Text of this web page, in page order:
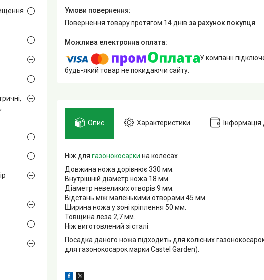
повернення товару протягом 14 днів за рахунок покупця
У компанії
будь-який товар не покидаючи сайту.
Опис Характеристики
Ніж для газонокосарки на колесах
Довжина ножа дорівнює 330 мм.
Внутрішній діаметр ножа 18 мм.
Діаметр невеликих отворів 9 мм.
Відстань між маленькими отворами 45 мм.
Ширина ножа у зоні кріплення 50 мм.
Товщина леза 2,7 мм.
Ніж виготовлений зі сталі
Посадка даного ножа підходить для колісних
для газонокосарок марки Castel Garden).